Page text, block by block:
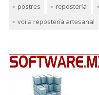
postres
repostería
voila repostería artesanal